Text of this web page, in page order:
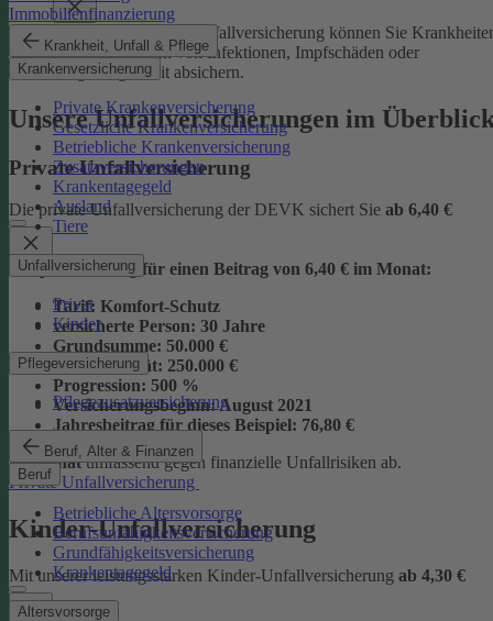
Immobilienfinanzierung
Krankheit, Unfall & Pflege
Krankenversicherung
Private Krankenversicherung
Gesetzliche Krankenversicherung
Betriebliche Krankenversicherung
Zusatzversicherungen
Krankentagegeld
Ausland
Tiere
Unfallversicherung
Privat
Kinder
Pflegeversicherung
Pflegezusatzversicherung
Beruf, Alter & Finanzen
Beruf
Betriebliche Altersvorsorge
Berufsunfähigkeitsversicherung
Grundfähigkeitsversicherung
Krankentagegeld
Altersvorsorge
Mit der Junior-Plus-Unfallversicherung können Sie
sowie die Folgen von Infektionen, Impfschäden oder
Vergiftungen mit absichern.
Unsere Unfallversicherungen im
Private Unfallversicherung
Die private Unfallversicherung der DEVK sichert Sie ab 6,40 €
Beispielrechnung für einen Beitrag von 6,40 € im Monat:
Tarif: Komfort-Schutz
versicherte Person: 30 Jahre
Grundsumme: 50.000 €
Vollinvalidität: 250.000 €
Progression: 500 %
Versicherungsbeginn:August 2021
Jahresbeitrag für dieses Beispiel: 76,80 €
im Monatumfassend gegen finanzielle Unfallrisiken ab.
Private Unfallversicherung
Kinder-Unfallversicherung
Mit unserer leistungsstarken Kinder-Unfallversicherung ab 4,30 €